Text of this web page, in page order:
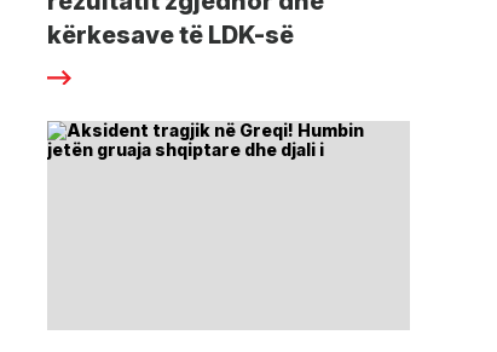
kërkesave të LDK-së